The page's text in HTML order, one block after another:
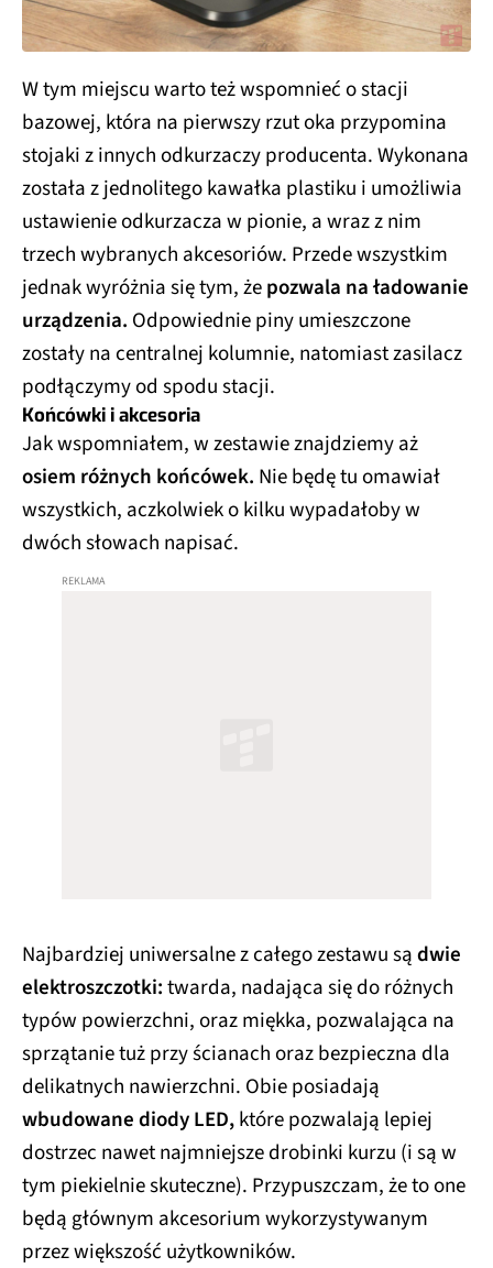
W tym miejscu warto też wspomnieć o stacji
bazowej, która na pierwszy rzut oka przypomina
stojaki z innych odkurzaczy producenta. Wykonana
została z jednolitego kawałka plastiku i umożliwia
ustawienie odkurzacza w pionie, a wraz z nim
trzech wybranych akcesoriów. Przede wszystkim
jednak wyróżnia się tym, żepozwala na ładowanie
urządzenia. Odpowiednie piny umieszczone
zostały na centralnej kolumnie, natomiast zasilacz
podłączymy od spodu stacji.
Końcówki i akcesoria
Jak wspomniałem, w zestawie znajdziemy aż
osiem różnych końcówek. Nie będę tu omawiał
wszystkich, aczkolwiek o kilku wypadałoby w
dwóch słowach napisać.
Najbardziej uniwersalne z całego zestawu sądwie
elektroszczotki:twarda, nadająca się do różnych
typów powierzchni, oraz miękka, pozwalająca na
sprzątanie tuż przy ścianach oraz bezpieczna dla
delikatnych nawierzchni. Obie posiadają
wbudowane diody LED,które pozwalają lepiej
dostrzec nawet najmniejsze drobinki kurzu (i są w
tym piekielnie skuteczne). Przypuszczam, że to one
będą głównym akcesorium wykorzystywanym
przez większość użytkowników.